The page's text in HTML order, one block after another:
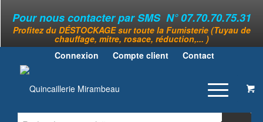
Pour nous contacter par SMS N° 07.70.70.75.31
Profitez du DÉSTOCKAGE sur toute la Fumisterie (Tuyau de
chauffage, mitre, rosace, réduction,... )
Connexion
Compte client Contact